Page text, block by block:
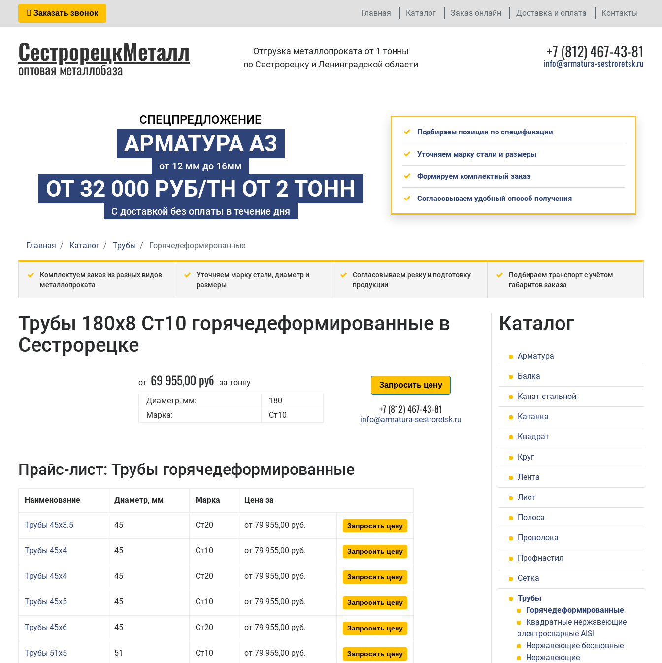
Заказать звонок Главная Каталог Заказ онлайн Доставка и оплата Контакты
СестрорецкМеталл
оптовая металлобаза
Отгрузка металлопроката от 1 тонны
по Сестрорецку и Ленинградской области
+7 (812) 467-43-81
info@armatura-sestroretsk.ru
СПЕЦПРЕДЛОЖЕНИЕ
АРМАТУРА А3
от 12 мм до 16мм
ОТ 32 000 РУБ/ТН ОТ 2 ТОНН
С доставкой без оплаты в течение дня
Подбираем позиции по спецификации
Уточняем марку стали и размеры
Формируем комплектный заказ
Согласовываем удобный способ получения
Главная Каталог Трубы Горячедеформированные
Комплектуем заказ из разных видов
металлопроката
Уточняем марку стали, диаметр и
размеры
Согласовываем резку и подготовку
продукции
Подбираем транспорт с учётом
габаритов заказа
Трубы 180x8 Ст10 горячедеформированные в
Сестрорецке
от 69 955,00 руб за тонну
Диаметр, мм:
180
Марка:
Ст10
Запросить цену
+7 (812) 467-43-81
info@armatura-sestroretsk.ru
Прайс-лист: Трубы горячедеформированные
Наименование Диаметр, мм Марка Цена за
Трубы 45x3.5 45 Ст20 от 79 955,00 руб. Запросить цену
Трубы 45x4 45 Ст10 от 79 955,00 руб. Запросить цену
Трубы 45x4 45 Ст20 от 79 955,00 руб. Запросить цену
Трубы 45x5 45 Ст10 от 79 955,00 руб. Запросить цену
Трубы 45x6 45 Ст20 от 79 955,00 руб. Запросить цену
Трубы 51x5 51 Ст10 от 79 955,00 руб. Запросить цену
Каталог
Арматура
Балка
Канат стальной
Катанка
Квадрат
Круг
Лента
Лист
Полоса
Проволока
Профнастил
Сетка
Трубы
Горячедеформированные
Квадратные нержавеющие
электросварные AISI
Нержавеющие бесшовные
Нержавеющие